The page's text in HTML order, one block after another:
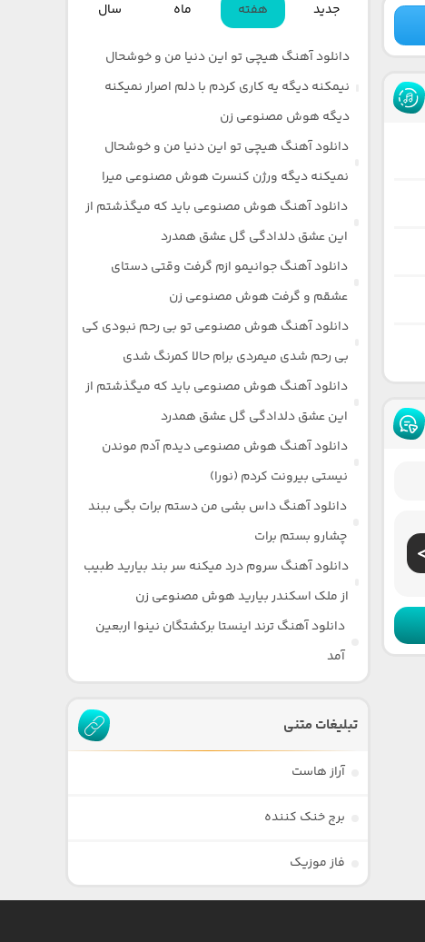
جدید هفته ماه سال
دانلود آهنگ هیچی تو این دنیا من و خوشحال
نیمکنه دیگه یه کاری کردم با دلم اصرار نمیکنه
دیگه هوش مصنوعی زن
دانلود آهنگ هیچی تو این دنیا من و خوشحال
نمیکنه دیگه ورژن کنسرت هوش مصنوعی میرا
دانلود آهنگ هوش مصنوعی باید که میگذشتم از
این عشق دلدادگی گل عشق همدرد
دانلود آهنگ جوانیمو ازم گرفت وقتی دستای
عشقم و گرفت هوش مصنوعی زن
دانلود آهنگ هوش مصنوعی تو بی رحم نبودی کی
بی رحم شدی میمردی برام حالا کمرنگ شدی
دانلود آهنگ هوش مصنوعی باید که میگذشتم از
این عشق دلدادگی گل عشق همدرد
دانلود آهنگ هوش مصنوعی دیدم آدم موندن
نیستی بیرونت کردم (نورا)
دانلود آهنگ داس بشی من دستم برات بگی ببند
چشارو بستم برات
دانلود آهنگ سروم درد میکنه سر بند بیارید طبیب
از ملک اسکندر بیارید هوش مصنوعی زن
دانلود آهنگ ترند اینستا برکشتگان نینوا اربعین
آمد
تبلیغات متنی
آراز هاست
برج خنک کننده
فاز موزیک